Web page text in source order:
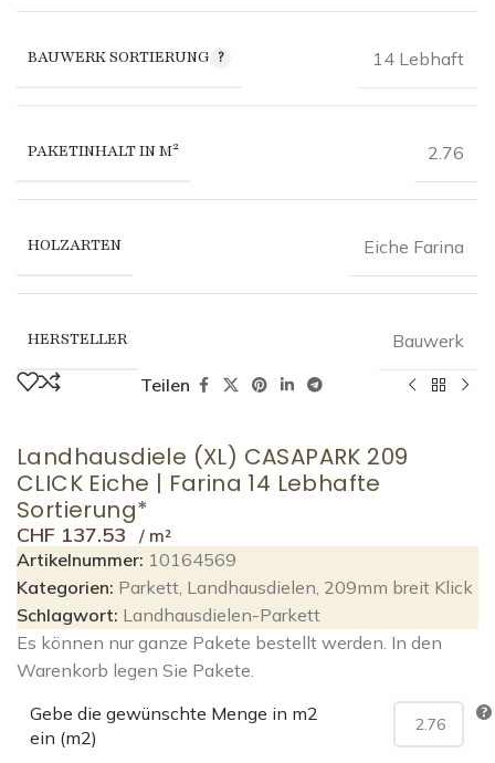
BAUWERK SORTIERUNG 14 Lebhaft
PAKETINHALT IN M² 2.76
HOLZARTEN Eiche Farina
HERSTELLER Bauwerk
Teilen
Landhausdiele (XL) CASAPARK 209
CLICK Eiche | Farina 14 Lebhafte
Sortierung*
CHF 137.53
Artikelnummer: 10164569
Kategorien: Parkett, Landhausdielen, 209mm breit Klick
Schlagwort: Landhausdielen-Parkett
Es können nur ganze Pakete bestellt werden. In den
Warenkorb legen Sie Pakete.
Gebe die gewünschte Menge in m2
ein (m2)